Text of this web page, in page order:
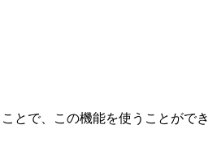
とで、この機能を使うことができ